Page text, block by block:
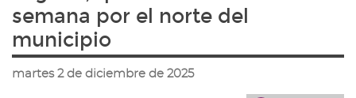
la
de
inicio
semana por el norte del
municipio
martes 2 de diciembre de 2025